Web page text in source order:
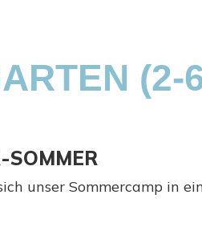
(2-
SOMMER
unser Sommercamp in